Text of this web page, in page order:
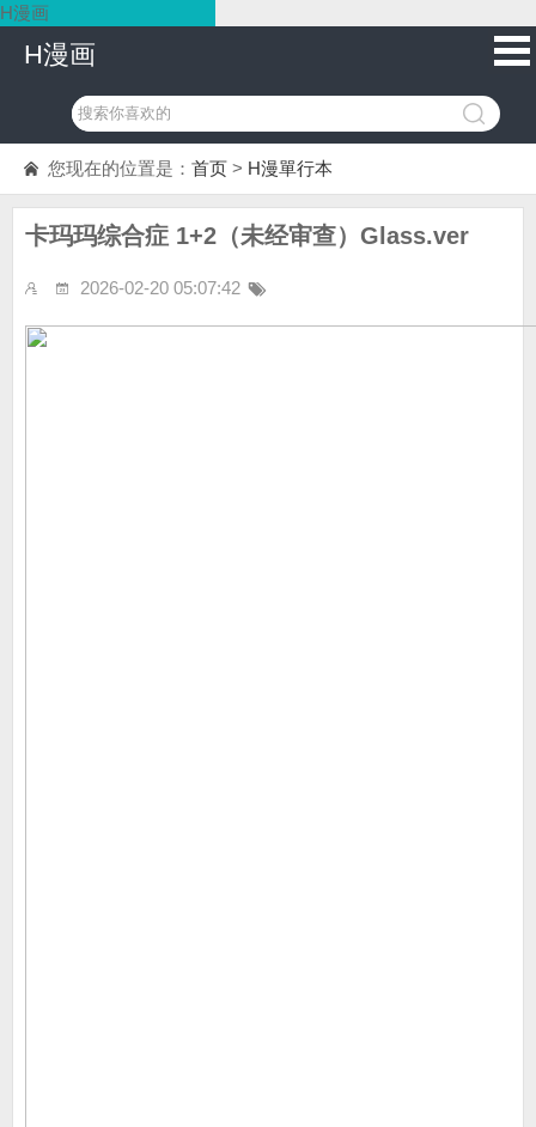
H漫画
H漫画
您现在的位置是： 首页 > H漫單行本
卡玛玛综合症 1+2（未经审查）Glass.ver
2026-02-20 05:07:42